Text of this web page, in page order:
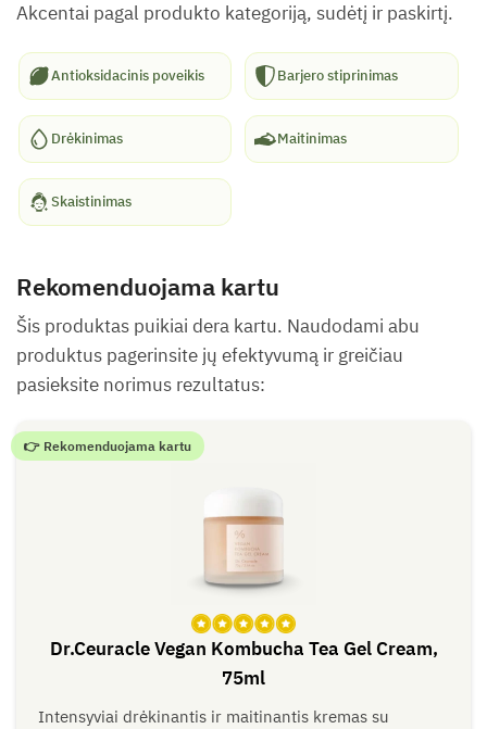
Akcentai pagal produkto kategoriją, sudėtį ir paskirtį.
Antioksidacinis poveikis Barjero stiprinimas
Drėkinimas Maitinimas
Skaistinimas
Rekomenduojama kartu
Šis produktas puikiai dera kartu. Naudodami abu
produktus pagerinsite jų efektyvumą ir greičiau
pasieksite norimus rezultatus:
👉 Rekomenduojama kartu
Įvertinimas:
5iš 5
Dr.Ceuracle Vegan Kombucha Tea Gel Cream,
75ml
Intensyviai drėkinantis ir maitinantis kremas su